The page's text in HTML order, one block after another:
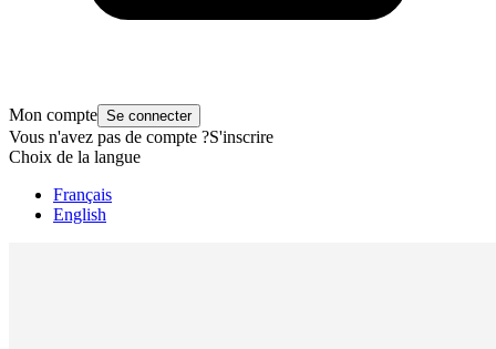
Mon compte Se connecter
Vous n'avez pas de compte ?S'inscrire
Choix de la langue
Français
English